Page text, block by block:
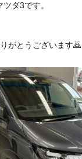
ダ3です。
がとうございます🙇